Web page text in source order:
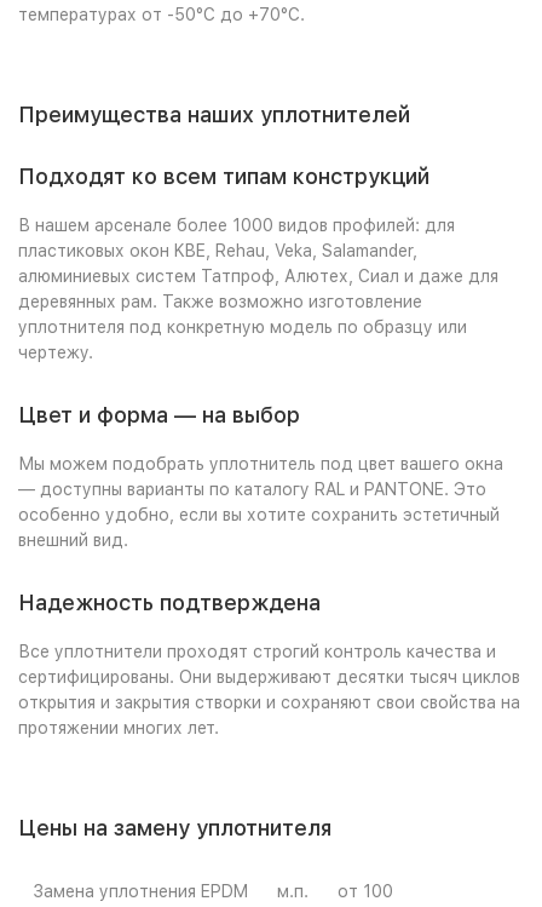
температурах от -50°C до +70°C.
Преимущества наших уплотнителей
Подходят ко всем типам конструкций
В нашем арсенале более 1000 видов профилей: для
пластиковых окон KBE, Rehau, Veka, Salamander,
алюминиевых систем Татпроф, Алютех, Сиал и даже для
деревянных рам. Также возможно изготовление
уплотнителя под конкретную модель по образцу или
чертежу.
Цвет и форма — на выбор
Мы можем подобрать уплотнитель под цвет вашего окна
— доступны варианты по каталогу RAL и PANTONE. Это
особенно удобно, если вы хотите сохранить эстетичный
внешний вид.
Надежность подтверждена
Все уплотнители проходят строгий контроль качества и
сертифицированы. Они выдерживают десятки тысяч циклов
открытия и закрытия створки и сохраняют свои свойства на
протяжении многих лет.
Цены на замену уплотнителя
Замена уплотнения EPDM м.п. от 100